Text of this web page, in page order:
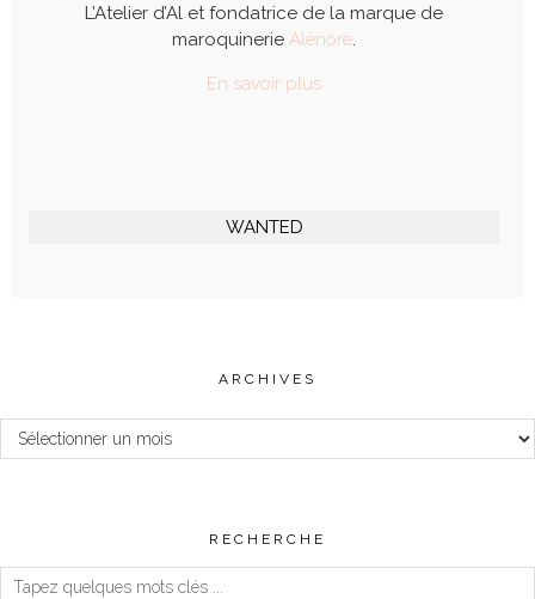
L’Atelier d’Al et fondatrice de la marque de
maroquinerie Alénore.
En savoir plus
WANTED
ARCHIVES
Archives
RECHERCHE